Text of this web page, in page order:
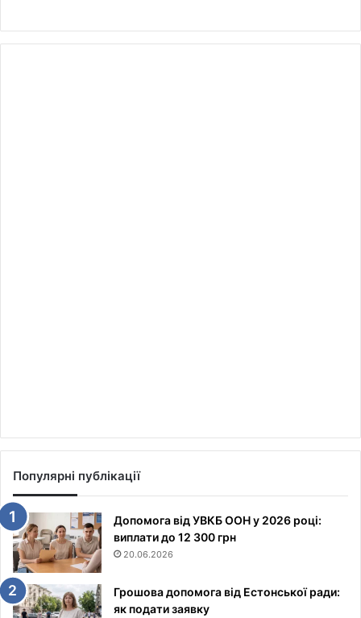
Популярні публікації
Допомога від УВКБ ООН у 2026 році:
виплати до 12 300 грн
20.06.2026
Грошова допомога від Естонської ради:
як подати заявку